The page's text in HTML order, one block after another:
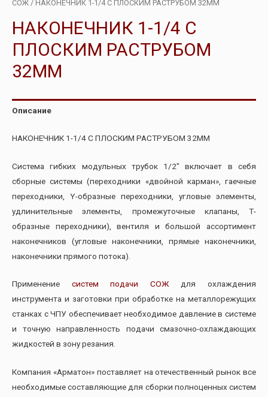
СОЖ / НАКОНЕЧНИК 1-1/4 С ПЛОСКИМ РАСТРУБОМ 32ММ
НАКОНЕЧНИК 1-1/4 С
ПЛОСКИМ РАСТРУБОМ
32ММ
Описание
НАКОНЕЧНИК 1-1/4 С ПЛОСКИМ РАСТРУБОМ 32ММ
Система гибких модульных трубок 1/2″ включает в себя
сборные системы (переходники «двойной карман», гаечные
переходники, Y-образные переходники, угловые элементы,
удлинительные элементы, промежуточные клапаны, Т-
образные переходники), вентиля и большой ассортимент
наконечников (угловые наконечники, прямые наконечники,
наконечники прямого потока).
Применение систем подачи СОЖдля охлаждения
инструмента и заготовки при обработке на металлорежущих
станках с ЧПУ обеспечивает необходимое давление в системе
и точную направленность подачи смазочно-охлаждающих
жидкостей в зону резания.
Компания «Арматон» поставляет на отечественный рынок все
необходимые составляющие для сборки полноценных систем